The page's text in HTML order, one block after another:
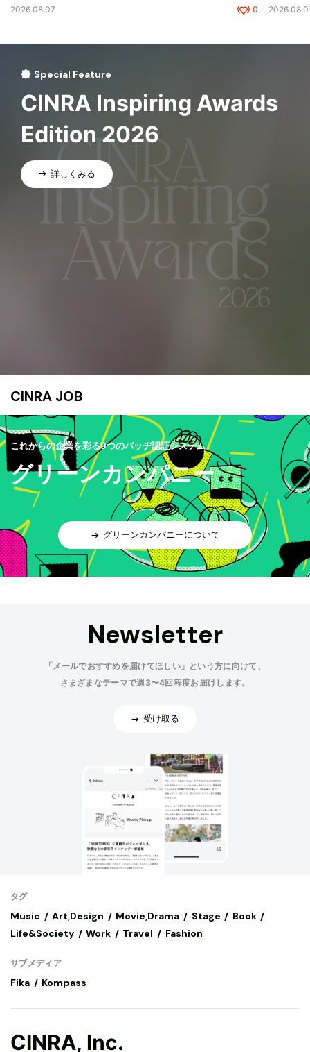
2026.08.07 0
Special Feature
CINRA Inspiring Awards
Edition 2026
詳しくみる
CINRA JOB
これからの企業を彩る9つのバッヂ認証システム
グリーンカンパニー
グリーンカンパニーについて
Newsletter
「メールでおすすめを届けてほしい」という方に向けて、
さまざまなテーマで週3〜4回程度お届けします。
受け取る
タグ
Music Art,Design Movie,Drama Stage
Book
Life&Society
Work Travel Fashion
サブメディア
Fika Kompass
CINRA, Inc.